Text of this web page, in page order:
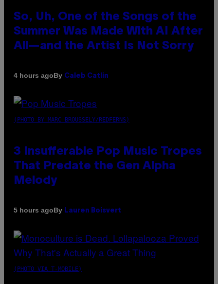
So, Uh, One of the Songs of the
Summer Was Made With AI After
All—and the Artist Is Not Sorry
4 hours agoBy Caleb Catlin
(PHOTO BY MARC BROUSSELY/REDFERNS)
3 Insufferable Pop Music Tropes
That Predate the Gen Alpha
Melody
5 hours agoBy Lauren Boisvert
(PHOTO VIA T-MOBILE)